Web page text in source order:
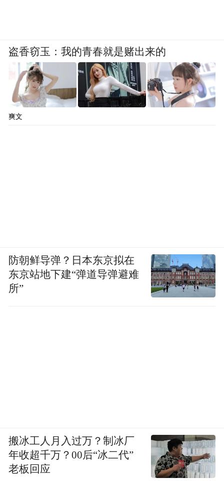
盗香窃玉：我的青春就是赌出来的
爽文
防朝鲜导弹？日本东京拟在
东京站地下建“弹道导弹避难
所”
搬冰工人月入过万？制冰厂
年收超千万？00后“冰二代”
老板回应